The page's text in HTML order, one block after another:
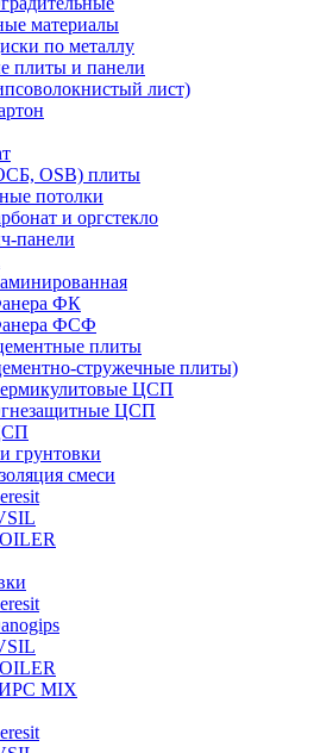
материалы
по металлу
плиты и панели
лист)
OSB) плиты
потолки
и оргстекло
панели
ФК
ФСФ
плиты
стружечные плиты)
ЦСП
ЦСП
грунтовки
смеси
MIX